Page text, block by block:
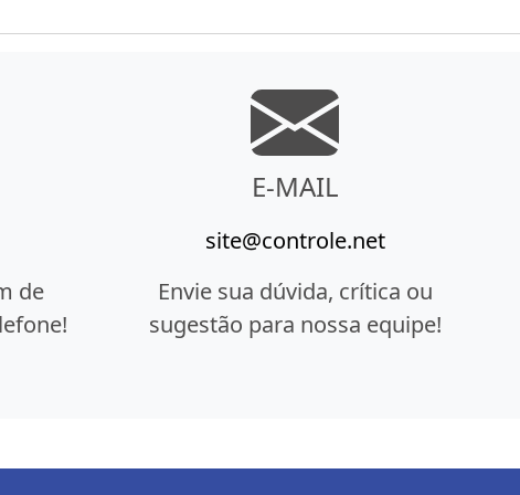
de
E-MAIL
site@controle.net
Envie sua dúvida, crítica ou
sugestão para nossa equipe!